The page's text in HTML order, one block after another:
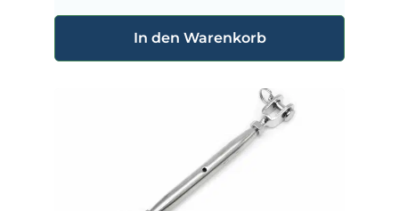
In den Warenkorb